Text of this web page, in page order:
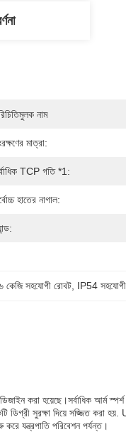
নাম
মাত্রা:
TCP গতি *1:
হাতের নাগাল:
কেজি সহযোগী রোবট IP54 সহযোগী
করা হয়েছে।সর্বাধিক আর্ম
ডিগ্রী সুরক্ষা দিয়ে সজ্জিত
যন্ত্রপাতি পরিবেশন পর্যন্ত।